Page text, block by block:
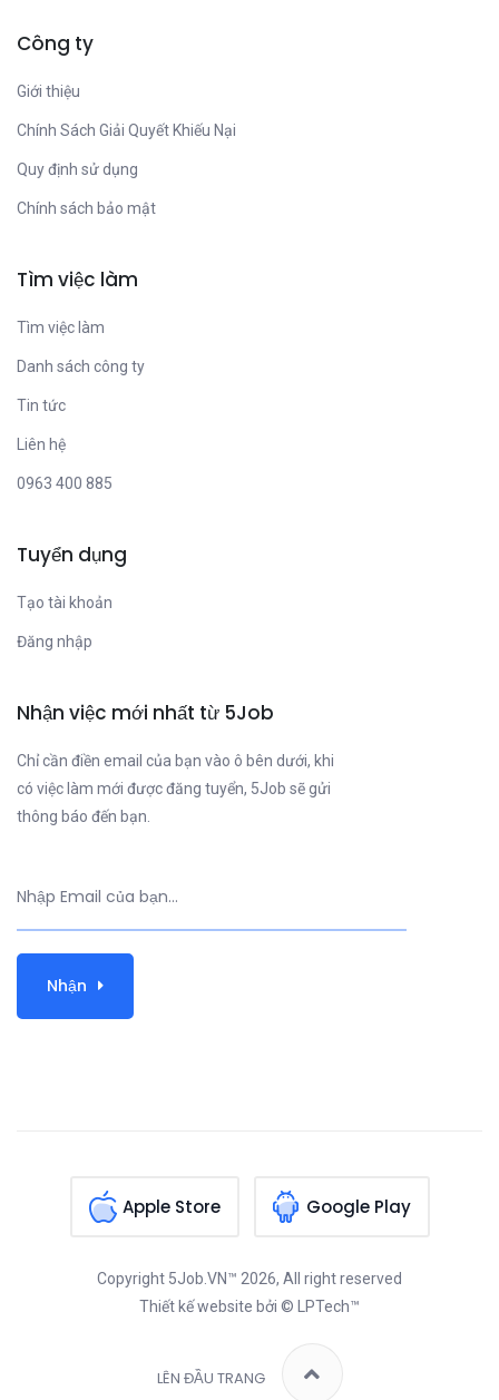
Công ty
Giới thiệu
Chính Sách Giải Quyết Khiếu Nại
Quy định sử dụng
Chính sách bảo mật
Tìm việc làm
Tìm việc làm
Danh sách công ty
Tin tức
Liên hệ
0963 400 885
Tuyển dụng
Tạo tài khoản
Đăng nhập
Nhận việc mới nhất từ 5Job
Chỉ cần điền email của bạn vào ô bên dưới, khi
có việc làm mới được đăng tuyển, 5Job sẽ gửi
thông báo đến bạn.
Nhận
Apple Store Google Play
Copyright 5Job.VN™ 2026, All right reserved
Thiết kế website bởi © LPTech™
LÊN ĐẦU TRANG